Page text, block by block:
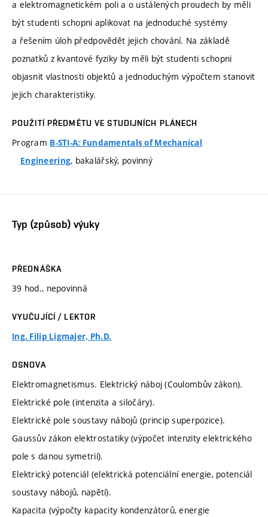
a elektromagnetickém poli a o ustálených proudech by měli
být studenti schopni aplikovat na jednoduché systémy
a řešením úloh předpovědět jejich chování. Na základě
poznatků z kvantové fyziky by měli být studenti schopni
objasnit vlastnosti objektů a jednoduchým výpočtem stanovit
jejich charakteristiky.
POUŽITÍ PŘEDMĚTU VE STUDIJNÍCH PLÁNECH
Program B-STI-A: Fundamentals of Mechanical
Engineering, bakalářský, povinný
Typ (způsob) výuky
PŘEDNÁŠKA
39 hod., nepovinná
VYUČUJÍCÍ / LEKTOR
Ing. Filip Ligmajer, Ph.D.
OSNOVA
Elektromagnetismus. Elektrický náboj (Coulombův zákon).
Elektrické pole (intenzita a siločáry).
Elektrické pole soustavy nábojů (princip superpozice).
Gaussův zákon elektrostatiky (výpočet intenzity elektrického
pole s danou symetrií).
Elektrický potenciál (elektrická potenciální energie, potenciál
soustavy nábojů, napětí).
Kapacita (výpočty kapacity kondenzátorů, energie